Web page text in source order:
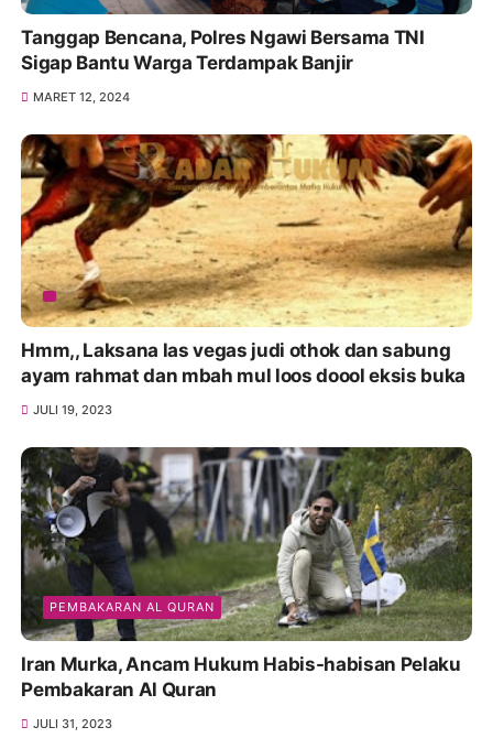
Tanggap Bencana, Polres Ngawi Bersama TNI
Sigap Bantu Warga Terdampak Banjir
MARET 12, 2024
Hmm,, Laksana las vegas judi othok dan sabung
ayam rahmat dan mbah mul loos doool eksis buka
JULI 19, 2023
PEMBAKARAN AL QURAN
Iran Murka, Ancam Hukum Habis-habisan Pelaku
Pembakaran Al Quran
JULI 31, 2023